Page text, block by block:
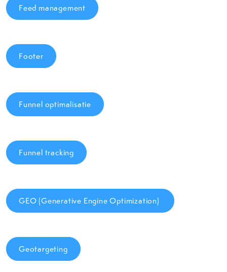
Feed management
Footer
Funnel optimalisatie
Funnel tracking
GEO (Generative Engine Optimization)
Geotargeting